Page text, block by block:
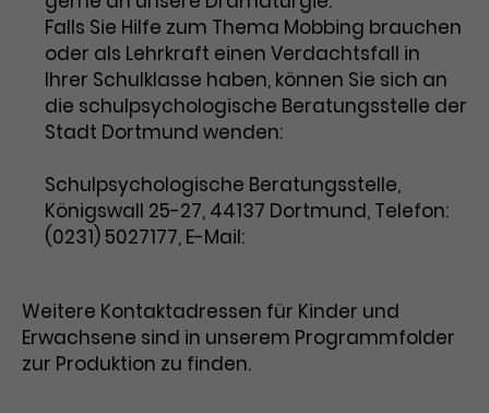
Falls Sie Hilfe zum Thema Mobbing brauchen
oder als Lehrkraft einen Verdachtsfall in
Ihrer Schulklasse haben, können Sie sich an
die schulpsychologische Beratungsstelle der
Stadt Dortmund wenden:
Schulpsychologische Beratungsstelle,
Königswall 25-27, 44137 Dortmund, Telefon:
(0231) 5027177, E-Mail:
Weitere Kontaktadressen für Kinder und
Erwachsene sind in unserem Programmfolder
zur Produktion zu finden.